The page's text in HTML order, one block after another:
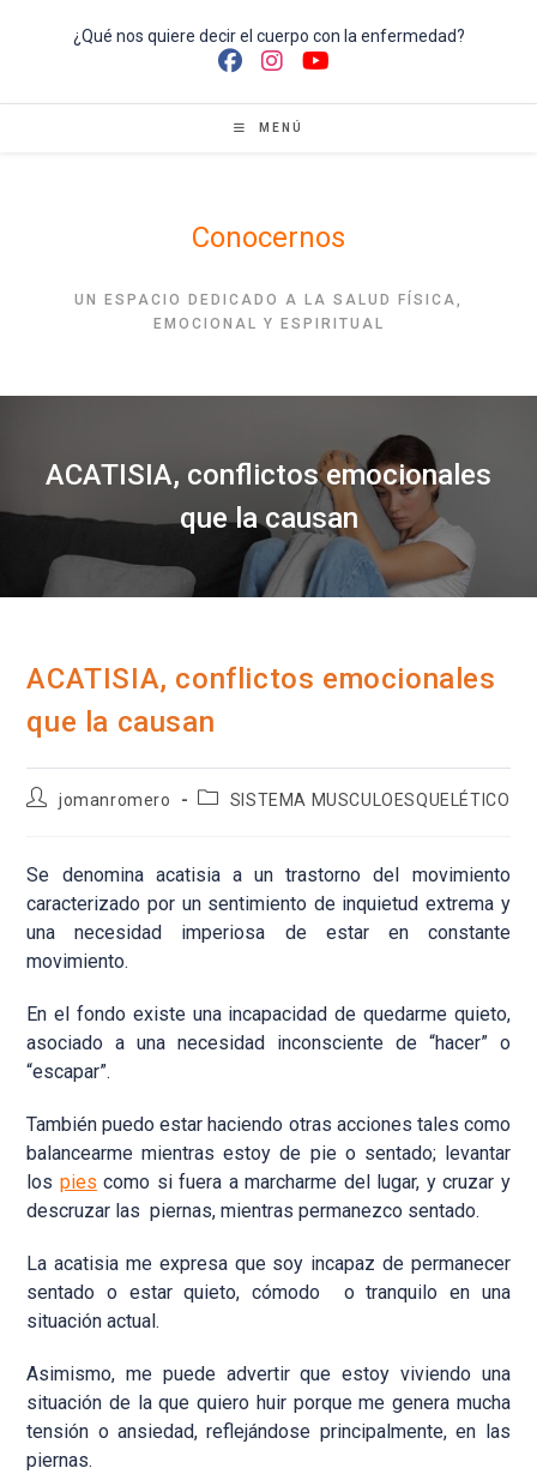
¿Qué nos quiere decir el cuerpo con la enfermedad?
MENÚ
Conocernos
UN ESPACIO DEDICADO A LA SALUD FÍSICA,
EMOCIONAL Y ESPIRITUAL
ACATISIA, conflictos emocionales
que la causan
ACATISIA, conflictos emocionales
que la causan
Autor
entrada:
jomanromero
Categoría
entrada:
SISTEMA MUSCULOESQUELÉTICO
Se denomina acatisia a un trastorno del movimiento
caracterizado por un sentimiento de inquietud extrema y
una necesidad imperiosa de estar en constante
movimiento.
En el fondo existe una incapacidad de quedarme quieto,
asociado a una necesidad inconsciente de “hacer” o
“escapar”.
También puedo estar haciendo otras acciones tales como
balancearme mientras estoy de pie o sentado; levantar
los pies como si fuera a marcharme del lugar, y cruzar y
descruzar las piernas, mientras permanezco sentado.
La acatisia me expresa que soy incapaz de permanecer
sentado o estar quieto, cómodo o tranquilo en una
situación actual.
Asimismo, me puede advertir que estoy viviendo una
situación de la que quiero huir porque me genera mucha
tensión o ansiedad, reflejándose principalmente, en las
piernas.